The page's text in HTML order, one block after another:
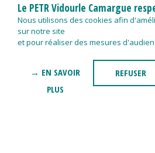
Le PETR Vidourle Camargue
Nous utilisons des cookies afin
sur notre site
et pour réaliser des mesures
→ EN SAVOIR
PLUS
REFUSER